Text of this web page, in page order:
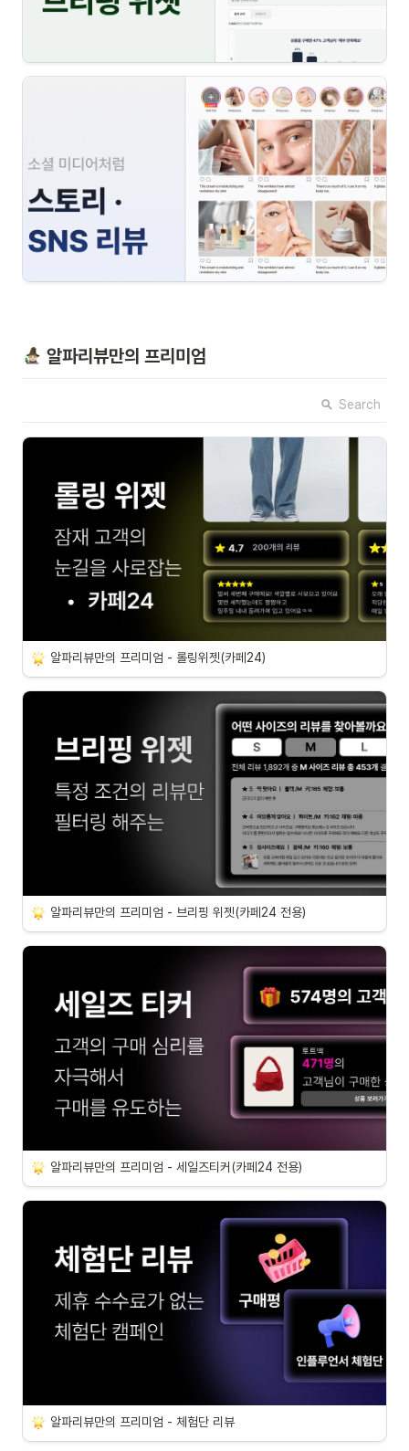
알파리뷰만의 프리미엄
Search
알파리뷰만의 프리미엄 - 롤링위젯(카페24)
알파리뷰만의 프리미엄 - 브리핑 위젯(카페24 전용)
알파리뷰만의 프리미엄 - 세일즈티커(카페24 전용)
알파리뷰만의 프리미엄 - 체험단 리뷰